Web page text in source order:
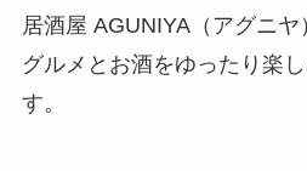
居酒屋 AGUNIYA（アグニ
グルメとお酒をゆったり楽
す。